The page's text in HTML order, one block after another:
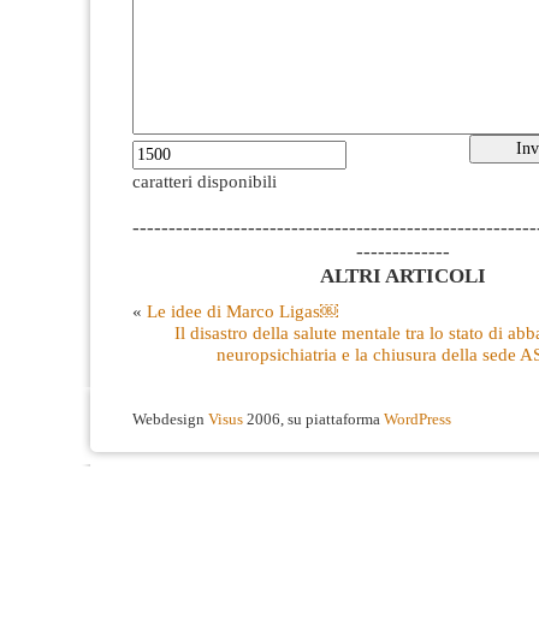
caratteri disponibili
-------------
ALTRI ARTICOLI
« Le idee di Marco Ligas￼
Il disastro della salute mentale tra lo stato di
neuropsichiatria e la chiusura della sede
Webdesign Visus 2006, su piattaforma WordPress